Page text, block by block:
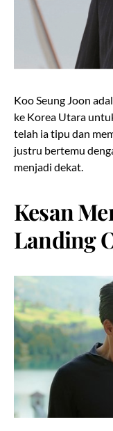
Koo Seung Joon
ke Korea Utara
telah ia tipu dan
justru bertemu
menjadi dekat.
Kesan
Landing